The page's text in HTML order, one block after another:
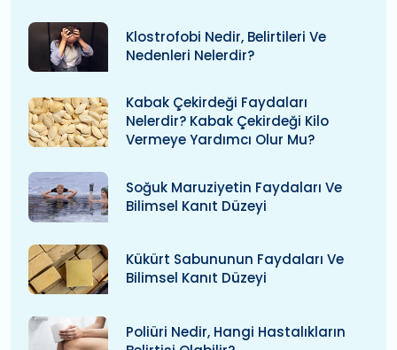
Klostrofobi Nedir, Belirtileri Ve
Nedenleri Nelerdir?
Kabak Çekirdeği Faydaları
Nelerdir? Kabak Çekirdeği Kilo
Vermeye Yardımcı Olur Mu?
Soğuk Maruziyetin Faydaları Ve
Bilimsel Kanıt Düzeyi
Kükürt Sabununun Faydaları Ve
Bilimsel Kanıt Düzeyi
Poliüri Nedir, Hangi Hastalıkların